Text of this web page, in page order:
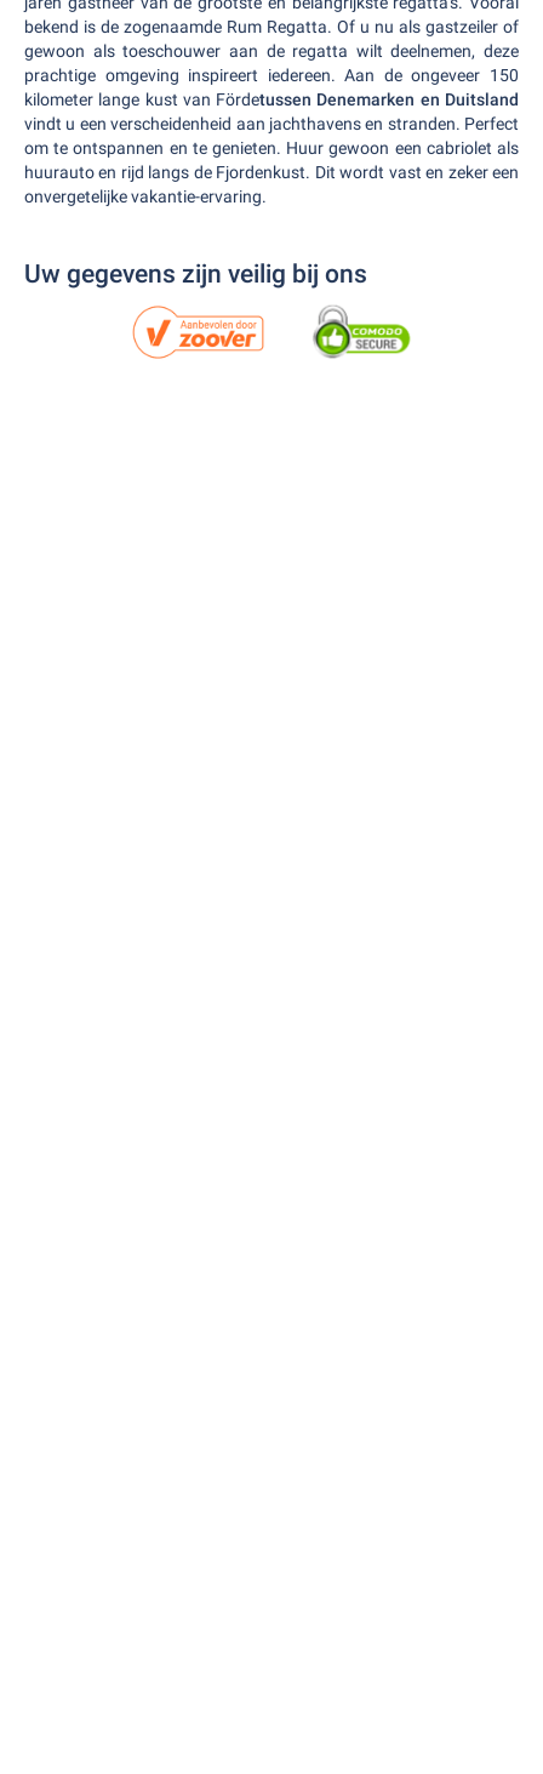
bekend is de zogenaamde Rum Regatta. Of u nu als gastzeiler of
gewoon als toeschouwer aan de regatta wilt deelnemen, deze
prachtige omgeving inspireert iedereen. Aan de ongeveer 150
kilometer lange kust van Fördetussen Denemarken en Duitsland
vindt u een verscheidenheid aan jachthavens en stranden. Perfect
om te ontspannen en te genieten. Huur gewoon een cabriolet als
huurauto en rijd langs de Fjordenkust. Dit wordt vast en zeker een
onvergetelijke vakantie-ervaring.
Uw gegevens zijn veilig bij ons